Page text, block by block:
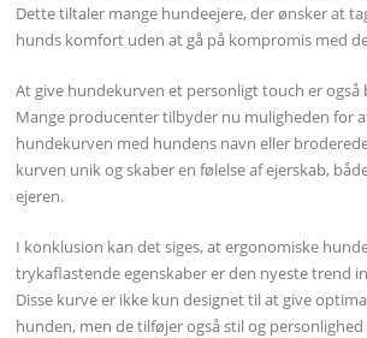
Dette tiltaler mange hundeejere, der ønsker at
hunds komfort uden at gå på kompromis med
At give hundekurven et personligt touch er
Mange producenter tilbyder nu muligheden for
hundekurven med hundens navn eller
kurven unik og skaber en følelse af ejerskab,
ejeren.
I konklusion kan det siges, at ergonomiske
trykaflastende egenskaber er den nyeste trend
Disse kurve er ikke kun designet til at give
hunden, men de tilføjer også stil og